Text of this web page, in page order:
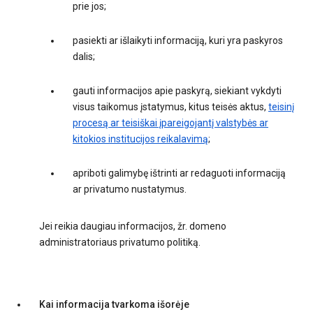
prie jos;
pasiekti ar išlaikyti informaciją, kuri yra paskyros
dalis;
gauti informacijos apie paskyrą, siekiant vykdyti
visus taikomus įstatymus, kitus teisės aktus, teisinį
procesą ar teisiškai įpareigojantį valstybės ar
kitokios institucijos reikalavimą;
apriboti galimybę ištrinti ar redaguoti informaciją
ar privatumo nustatymus.
Jei reikia daugiau informacijos, žr. domeno
administratoriaus privatumo politiką.
Kai informacija tvarkoma išorėje